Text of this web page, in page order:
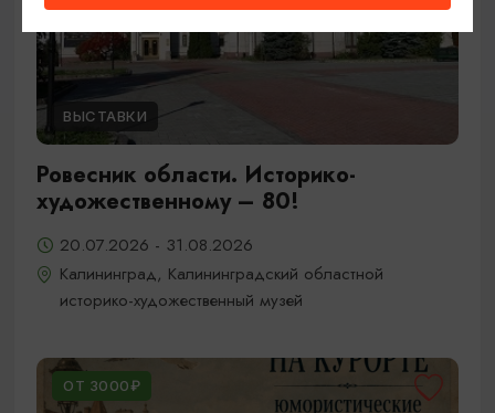
ВЫСТАВКИ
Ровесник области. Историко-
художественному – 80!
20.07.2026 - 31.08.2026
Калининград, Калининградский областной
историко-художественный музей
ОТ 3000₽